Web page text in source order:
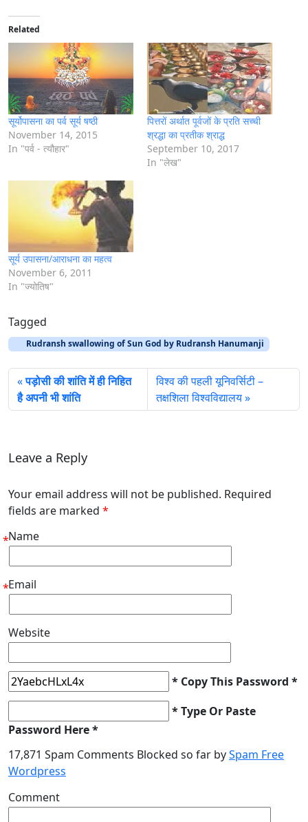
d
i
n
g
…
Related
सूर्योपासना का पर्व सूर्य षष्ठी
November 14, 2015
In "पर्व - त्यौहार"
पित्तरों अर्थात पूर्वजों के प्रति सच्ची
श्रद्धा का प्रतीक श्राद्ध
September 10, 2017
In "लेख"
सूर्य उपासना/आराधना का महत्व
November 6, 2011
In "ज्योतिष"
Tagged
Rudransh swallowing of Sun God by Rudransh Hanumanji
पड़ोसी की शांति में ही निहित
है अपनी भी शांति
विश्व की पहली यूनिवर्सिटी –
तक्षशिला विश्वविद्यालय
Leave a Reply
Your email address will not be published. Required
fields are marked *
Name
*
Email
*
Website
* Copy This Password *
* Type Or Paste
Password Here *
17,871 Spam Comments Blocked so far bySpam Free
Wordpress
Comment